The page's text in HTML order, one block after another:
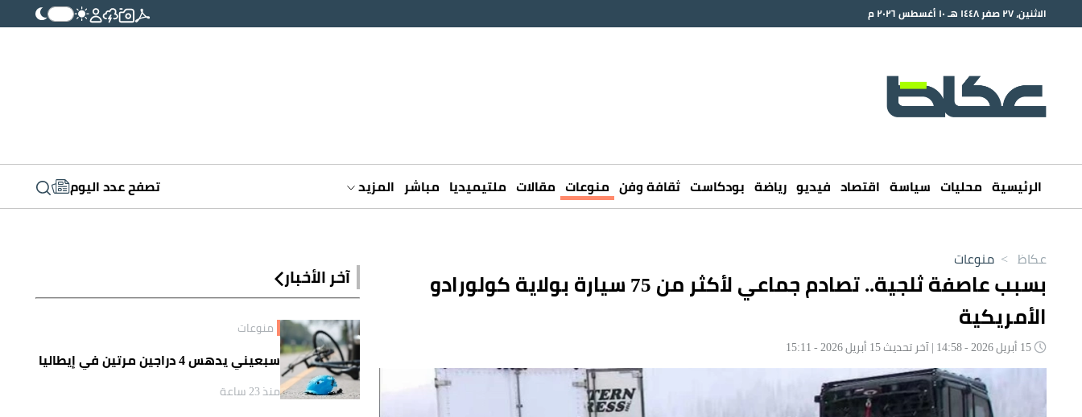
الاثنين، ٢٧ صفر ١٤٤٨ هـ ١٠ أغسطس ٢٠٢٦ م
الرئيسية محليات سياسة اقتصاد فيديو رياضة بودكاست ثقافة وفن منوعات مقالات ملتيميديا مباشر المزيد تصفح عدد اليوم
عكاظ > منوعات
بسبب عاصفة ثلجية.. تصادم جماعي لأكثر من 75 سيارة بولاية كولورادو
الأمريكية
آخر الأخبار
منوعات
سبعيني يدهس 4 دراجين مرتين في إيطاليا
منذ 23 ساعة